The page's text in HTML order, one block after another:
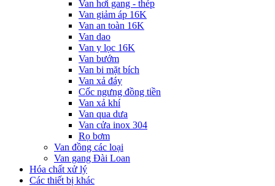
Van hơi gang - thép
Van giảm áp 16K
Van an toàn 16K
Van dao
Van y lọc 16K
Van bướm
Van bi mặt bích
Van xả đáy
Cốc ngưng đồng tiền
Van xả khí
Van qua dưa
Van cửa inox 304
Rọ bơm
Van đồng các loại
Van gang Đài Loan
Hóa chất xử lý
Các thiết bị khác